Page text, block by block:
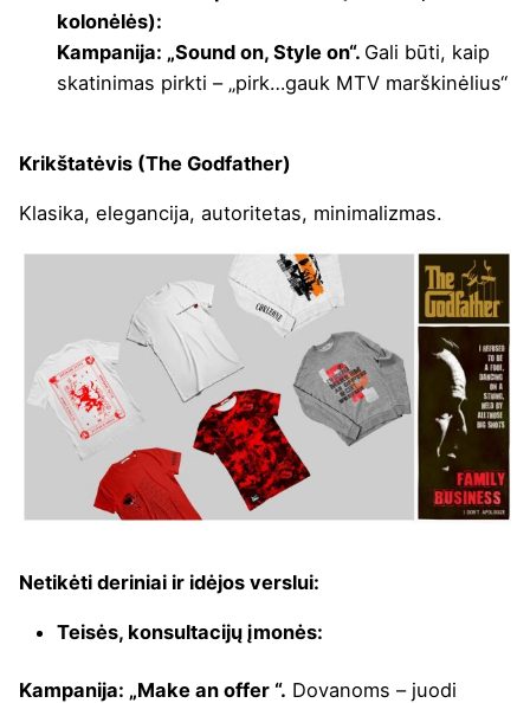
kolonėlės):
Kampanija: „Sound on, Style on“. Gali būti, kaip
skatinimas pirkti – „pirk…gauk MTV marškinėlius“
Krikštatėvis (The Godfather)
Klasika, elegancija, autoritetas, minimalizmas.
Netikėti deriniai ir idėjos verslui:
Teisės, konsultacijų įmonės:
Kampanija: „Make an offer “. Dovanoms – juodi